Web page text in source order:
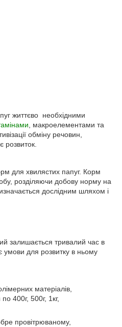
життєво необхідними
, макроелементами та
обміну речовин,
розвиток.
для хвилястих папуг. Корм
розділяючи добову норму на
дослідним шляхом і
залишається тривалий час в
умови для розвитку в ньому
матеріалів,
400г, 500г, 1кг,
провітрюваному,